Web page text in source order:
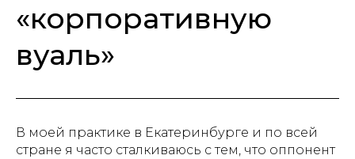
«корпоративную
вуаль»
В моей практике в Екатеринбурге и по всей
стране я часто сталкиваюсь с тем, что оппонент